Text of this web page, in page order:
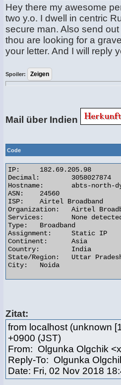
Hey there my awesome
two y.o. I dwell in centric
secure man. Also send
thou are looking for a
your letter. And I will reply
Spoiler:
Mail über Indien
Code
IP:	182.69.205.98
Decimal:	3058027874
Hostname:	abts-north-dynamic-098.205.69.182.airtelbroadband.in
ASN:	24560
ISP:	Airtel Broadband
Organization:	Airtel Broadband
Services:	None detected
Type:	Broadband
Assignment:	Static IP
Continent:	Asia
Country:	India
State/Region:	Uttar Pradesh
City:	Noida
Zitat:
from localhost (unknown
+0900 (JST)
From: Olgunka Olgchik
Reply-To: Olgunka
Date: Fri, 02 Nov 2018